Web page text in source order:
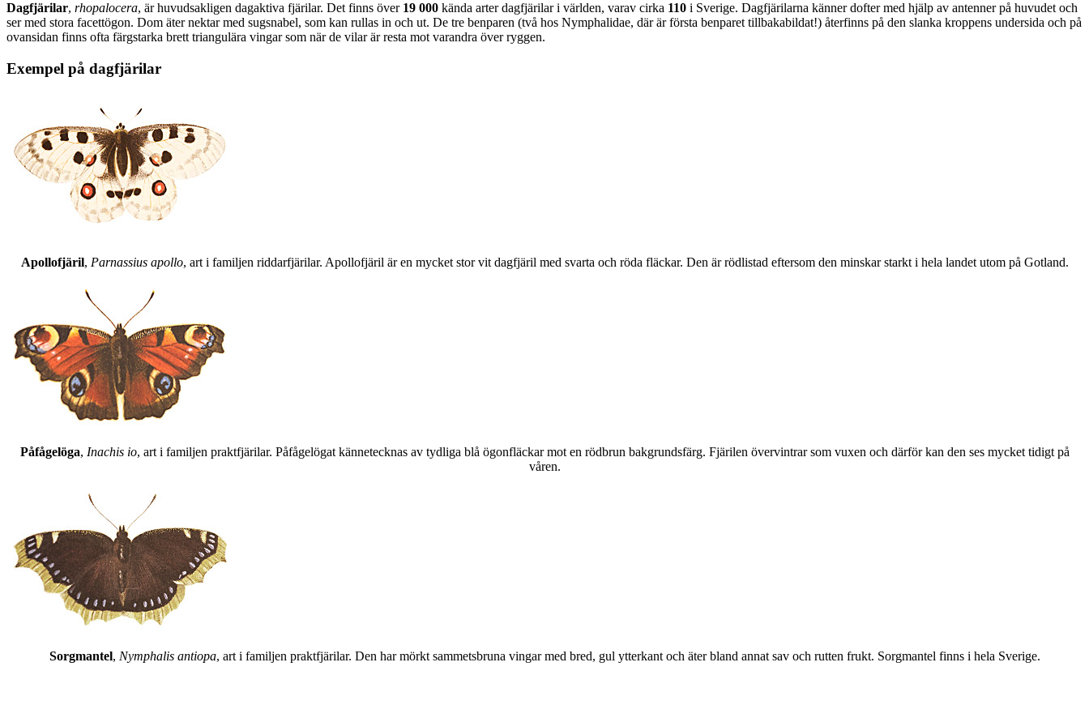
Dagfjärilar, rhopalocera, är huvudsakligen dagaktiva fjärilar. Det finns över 19 000 kända arter dagfjärilar i världen, varav cirka 110 i Sverige. Dagfjärilarna känner dofter med hjälp av antenner på huvudet och
ser med stora facettögon. Dom äter nektar med sugsnabel, som kan rullas in och ut. De tre benparen (två hos Nymphalidae, där är första benparet tillbakabildat!) återfinns på den slanka kroppens undersida och på
ovansidan finns ofta färgstarka brett triangulära vingar som när de vilar är resta mot varandra över ryggen.
Exempel på dagfjärilar
Apollofjäril, Parnassius apollo, art i familjen riddarfjärilar. Apollofjäril är en mycket stor vit dagfjäril med svarta och röda fläckar. Den är rödlistad eftersom den minskar starkt i hela landet utom på Gotland.
Påfågelöga, Inachis io, art i familjen praktfjärilar. Påfågelögat kännetecknas av tydliga blå ögonfläckar mot en rödbrun bakgrundsfärg. Fjärilen övervintrar som vuxen och därför kan den ses mycket tidigt på
våren.
Sorgmantel, Nymphalis antiopa, art i familjen praktfjärilar. Den har mörkt sammetsbruna vingar med bred, gul ytterkant och äter bland annat sav och rutten frukt. Sorgmantel finns i hela Sverige.